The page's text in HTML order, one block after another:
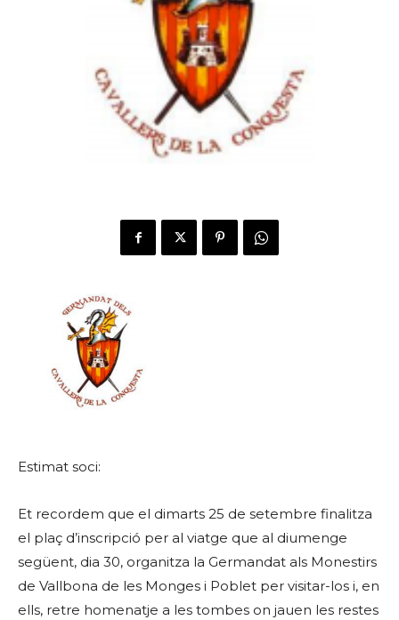
Estimat soci:
Et recordem que el dimarts 25 de setembre finalitza
el plaç d’inscripció per al viatge que al diumenge
següent, dia 30, organitza la Germandat als Monestirs
de Vallbona de les Monges i Poblet per visitar-los i, en
ells, retre homenatje a les tombes on jauen les restes